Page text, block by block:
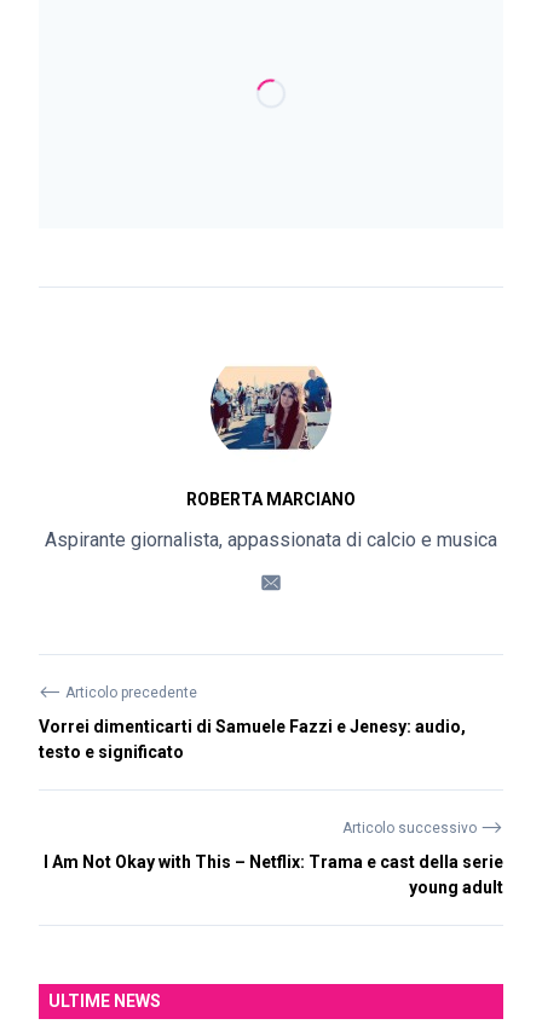
ROBERTA MARCIANO
Aspirante giornalista, appassionata di calcio e musica
⟵ Articolo precedente
Vorrei dimenticarti di Samuele Fazzi e Jenesy: audio,
testo e significato
Articolo successivo ⟶
I Am Not Okay with This – Netflix: Trama e cast della serie
young adult
ULTIME NEWS